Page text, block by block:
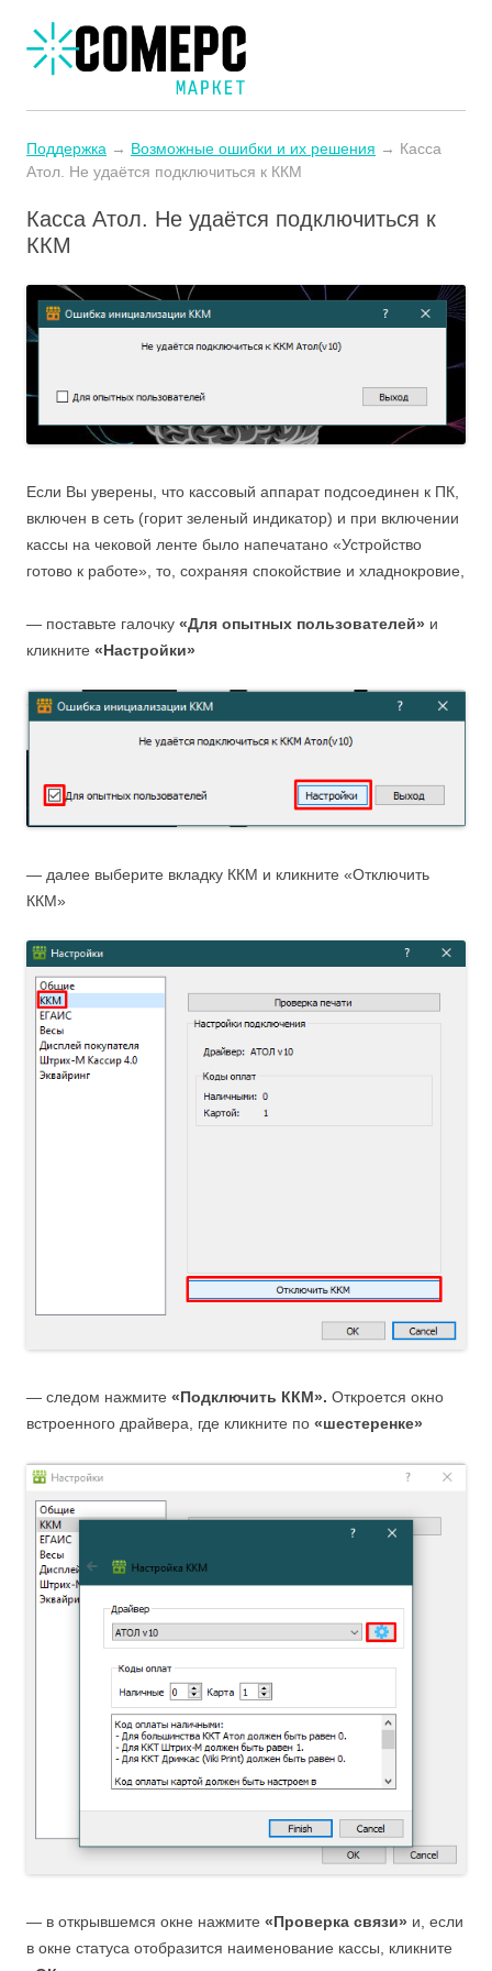
Поддержка → Возможные ошибки и их решения → Касса
Атол. Не удаётся подключиться к ККМ
Касса Атол. Не удаётся подключиться к
ККМ
Если Вы уверены, что кассовый аппарат подсоединен к ПК,
включен в сеть (горит зеленый индикатор) и при включении
кассы на чековой ленте было напечатано «Устройство
готово к работе», то, сохраняя спокойствие и хладнокровие,
— поставьте галочку «Для опытных пользователей» и
кликните «Настройки»
— далее выберите вкладку ККМ и кликните «Отключить
ККМ»
— следом нажмите «Подключить ККМ». Откроется окно
встроенного драйвера, где кликните по «шестеренке»
— в открывшемся окне нажмите «Проверка связи» и, если
в окне статуса отобразится наименование кассы, кликните